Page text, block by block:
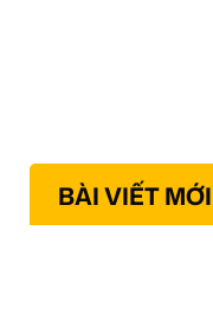
BÀI VIẾT MỚI